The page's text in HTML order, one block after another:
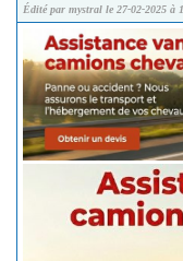
Édité par mystral le 27-02-2025 à